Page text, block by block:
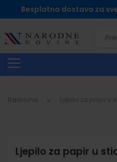
Besplatna dostava za
Naslovna
Ljepilo za papir u